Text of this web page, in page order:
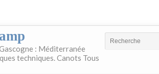
: Méditerranée
techniques. Canots Tous